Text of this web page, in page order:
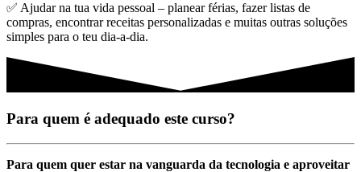
✅ Ajudar na tua vida pessoal – planear férias, fazer listas de
compras, encontrar receitas personalizadas e muitas outras soluções
simples para o teu dia-a-dia.
Para quem é adequado este curso?
Para quem quer estar na vanguarda da tecnologia e aproveitar